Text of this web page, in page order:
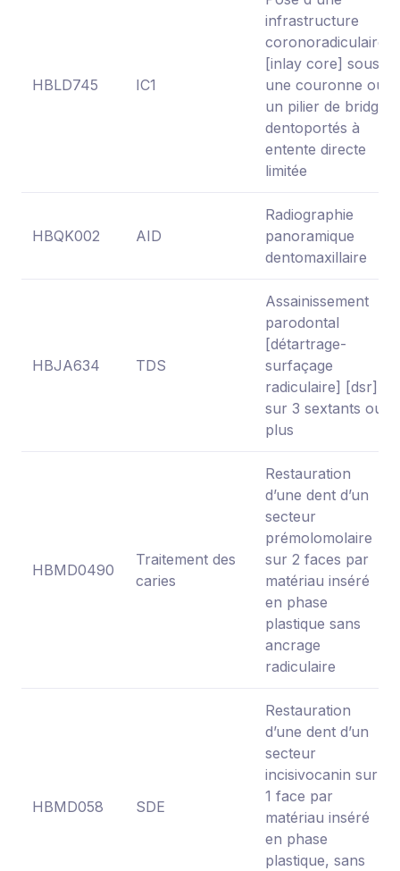
HBLD745 IC1
infrastructure
coronoradiculaire
[inlay core] sous
une couronne ou
un pilier de bridge
dentoportés à
entente directe
limitée
HBQK002 AID
Radiographie
panoramique
dentomaxillaire
HBJA634 TDS
Assainissement
parodontal
[détartrage-
surfaçage
radiculaire] [dsr]
sur 3 sextants ou
plus
HBMD0490
Traitement des
caries
Restauration
d’une dent d’un
secteur
prémolomolaire
sur 2 faces par
matériau inséré
en phase
plastique sans
ancrage
radiculaire
HBMD058 SDE
Restauration
d’une dent d’un
secteur
incisivocanin sur
1 face par
matériau inséré
en phase
plastique, sans